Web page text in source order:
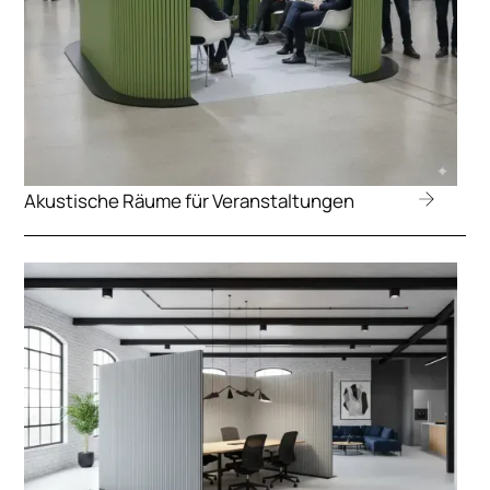
Akustische Räume für Veranstaltungen